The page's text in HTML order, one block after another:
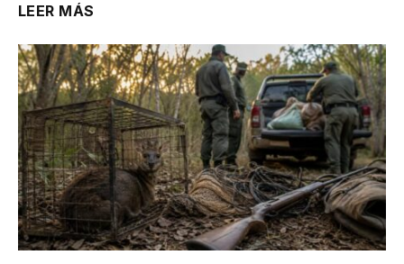
LEER MÁS